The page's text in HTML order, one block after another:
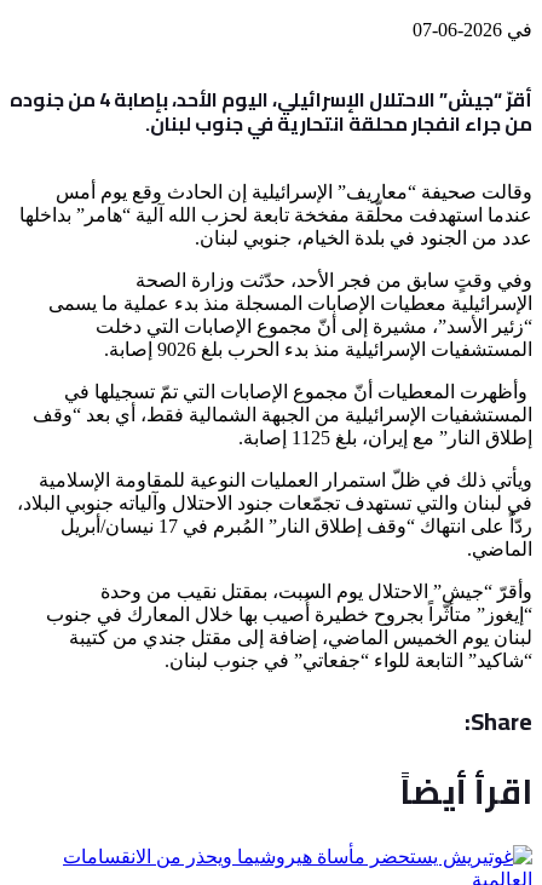
في
أقرّ “جيش” الاحتلال الإسرائيلي، اليوم الأحد، بإصابة 4 من جنوده
من جراء انفجار محلقة انتحارية في جنوب لبنان.
وقالت صحيفة “معاريف” الإسرائيلية إن الحادث وقع يوم أمس
عندما استهدفت محلّقة مفخخة تابعة لحزب الله آلية “هامر” بداخلها
عدد من الجنود في بلدة الخيام، جنوبي لبنان.
وفي وقتٍ سابق من فجر الأحد، حدّثت وزارة الصحة
الإسرائيلية معطيات الإصابات المسجلة منذ بدء عملية ما يسمى
“زئير الأسد”، مشيرة إلى أنّ مجموع الإصابات التي دخلت
المستشفيات الإسرائيلية منذ بدء الحرب بلغ 9026 إصابة.
وأظهرت المعطيات أنّ مجموع الإصابات التي تمّ تسجيلها في
المستشفيات الإسرائيلية من الجبهة الشمالية فقط، أي بعد “وقف
إطلاق النار” مع إيران، بلغ 1125 إصابة.
ويأتي ذلك في ظلّ استمرار العمليات النوعية للمقاومة الإسلامية
في لبنان والتي تستهدف تجمّعات جنود الاحتلال وآلياته جنوبي البلاد،
ردّاً على انتهاك “وقف إطلاق النار” المُبرم في 17 نيسان/أبريل
الماضي.
وأقرّ “جيش” الاحتلال يوم السبت، بمقتل نقيب من وحدة
“إيغوز” متأثّراً بجروح خطيرة أُصيب بها خلال المعارك في جنوب
لبنان يوم الخميس الماضي، إضافة إلى مقتل جندي من كتيبة
“شاكيد” التابعة للواء “جفعاتي” في جنوب لبنان.
Share:
اقرأ أيضاً